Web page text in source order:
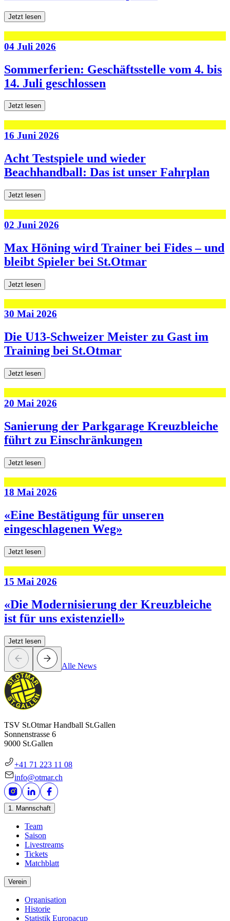
Jetzt lesen
04 Juli 2026
Sommerferien: Geschäftsstelle vom 4. bis
14. Juli geschlossen
Jetzt lesen
16 Juni 2026
Acht Testspiele und wieder
Beachhandball: Das ist unser Fahrplan
Jetzt lesen
02 Juni 2026
Max Höning wird Trainer bei Fides – und
bleibt Spieler bei St.Otmar
Jetzt lesen
30 Mai 2026
Die U13-Schweizer Meister zu Gast im
Training bei St.Otmar
Jetzt lesen
20 Mai 2026
Sanierung der Parkgarage Kreuzbleiche
führt zu Einschränkungen
Jetzt lesen
18 Mai 2026
«Eine Bestätigung für unseren
eingeschlagenen Weg»
Jetzt lesen
15 Mai 2026
«Die Modernisierung der Kreuzbleiche
ist für uns existenziell»
Jetzt lesen
Alle News
TSV St.Otmar Handball St.Gallen
Sonnenstrasse 6
9000 St.Gallen
+41 71 223 11 08
info@otmar.ch
1. Mannschaft
Team
Saison
Livestreams
Tickets
Matchblatt
Verein
Organisation
Historie
Statistik Europacup